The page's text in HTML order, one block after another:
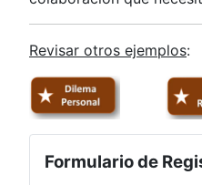
Formulario de
Revisar otros ejemplos: